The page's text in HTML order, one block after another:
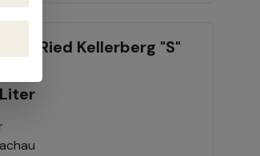
Ried Kellerberg "S"